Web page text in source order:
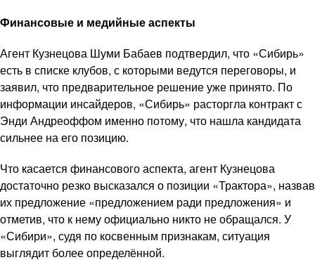
Финансовые и медийные аспекты
Агент Кузнецова Шуми Бабаев подтвердил, что «Сибирь»
есть в списке клубов, с которыми ведутся переговоры, и
заявил, что предварительное решение уже принято. По
информации инсайдеров, «Сибирь» расторгла контракт с
Энди Андреоффом именно потому, что нашла кандидата
сильнее на его позицию.
Что касается финансового аспекта, агент Кузнецова
достаточно резко высказался о позиции «Трактора», назвав
их предложение «предложением ради предложения» и
отметив, что к нему официально никто не обращался. У
«Сибири», судя по косвенным признакам, ситуация
выглядит более определённой.